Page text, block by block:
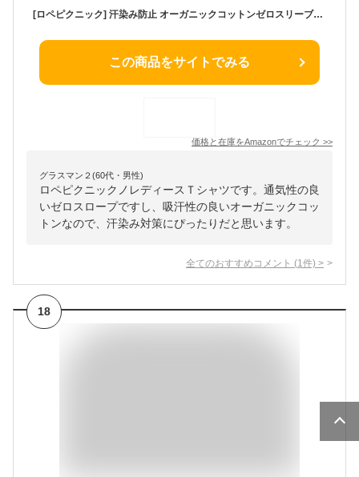
[ロペピクニック] 汗染み防止 オーガニックコットンゼロスリーブTシャツ レディース GDM13360 キナリ系(17)
この商品をサイトでみる
価格と在庫をAmazonでチェック >>
グラスマン２(60代・男性)
ロペピクニックノレディースＴシャツです。通気性の良
いゼロスロープですし、吸汗性の良いオーガニックコッ
トンなので、汗染み対策にぴったりだと思います。
全てのおすすめコメント (1 件) >
18